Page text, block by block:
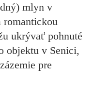
mlyn v
romantickou
ukrývať pohnuté
objektu v Senici,
pre